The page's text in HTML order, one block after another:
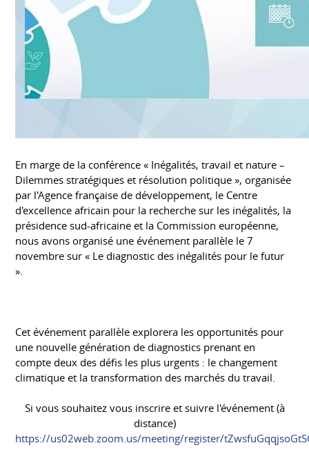
En marge de la conférence « Inégalités, travail et nature –
Dilemmes stratégiques et résolution politique », organisée
par l'Agence française de développement, le Centre
d'excellence africain pour la recherche sur les inégalités, la
présidence sud-africaine et la Commission européenne,
nous avons organisé une événement parallèle le 7
novembre sur « Le diagnostic des inégalités pour le futur
».
Cet événement parallèle explorera les opportunités pour
une nouvelle génération de diagnostics prenant en
compte deux des défis les plus urgents : le changement
climatique et la transformation des marchés du travail.
Si vous souhaitez vous inscrire et suivre l'événement (à
distance)
https://us02web.zoom.us/meeting/register/